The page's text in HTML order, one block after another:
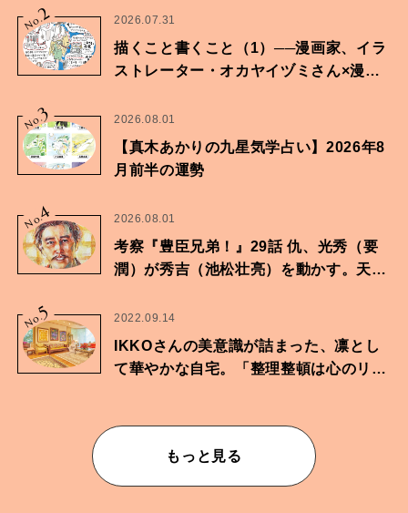
No.2 2026.07.31
描くこと書くこと（1）──漫画家、イラ
ストレーター・オカヤイヅミさん×漫画
No.3 2026.08.01
【真木あかりの九星気学占い】2026年8
月前半の運勢
No.
4 2026.08.01
考察『豊臣兄弟！』29話 仇、光秀（要
潤）が秀吉（池松壮亮）を動かす。天下
No.5 2022.09.14
IKKOさんの美意識が詰まった、凛とし
て華やかな自宅。「整理整頓は心のリズ
もっと見る